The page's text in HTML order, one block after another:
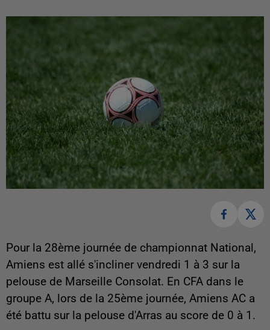
Pour la 28ème journée de championnat National,
Amiens est allé s'incliner vendredi 1 à 3 sur la
pelouse de Marseille Consolat. En CFA dans le
groupe A, lors de la 25ème journée, Amiens AC a
été battu sur la pelouse d'Arras au score de 0 à 1.